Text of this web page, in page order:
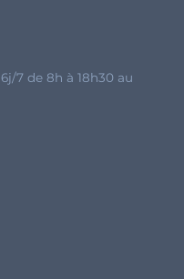
7 de 8h à 18h30 au